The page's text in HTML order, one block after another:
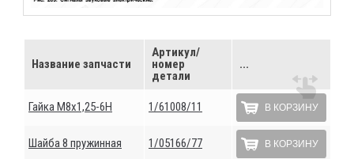
Название запчасти
Артикул/
номер
детали
...
Гайка М8х1,25-6Н 1/61008/11 В КОРЗИНУ
Шайба 8 пружинная 1/05166/77 В КОРЗИНУ